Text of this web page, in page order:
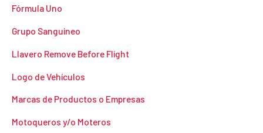
Fórmula Uno
Grupo Sanguineo
Llavero Remove Before Flight
Logo de Vehículos
Marcas de Productos o Empresas
Motoqueros y/o Moteros